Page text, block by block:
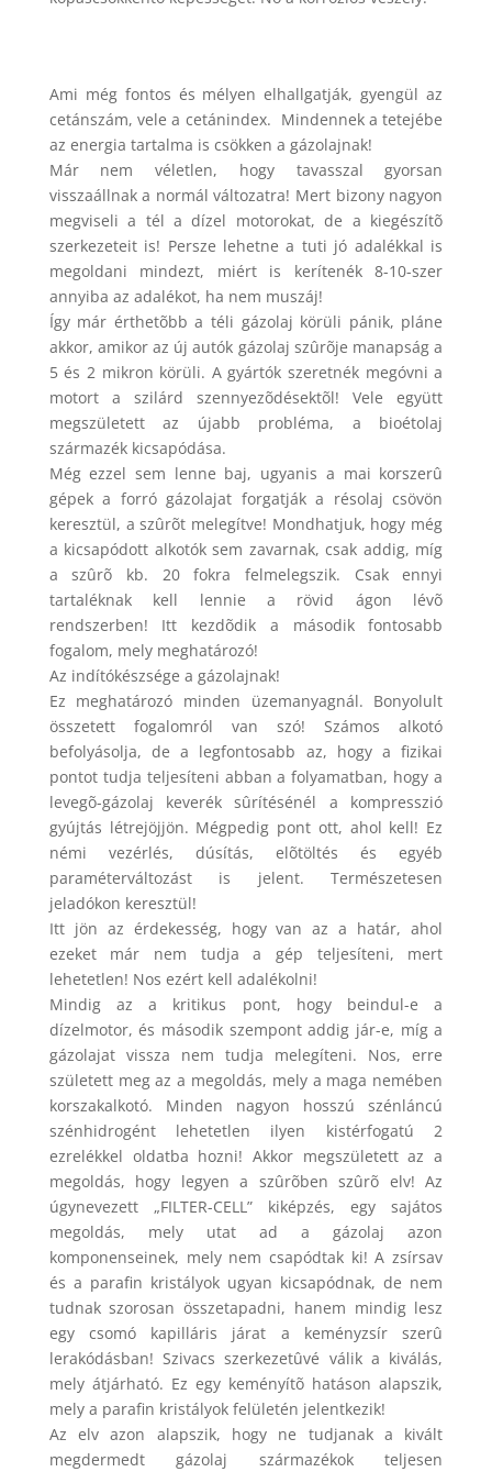
Ami még fontos és mélyen elhallgatják, gyengül az
cetánszám, vele a cetánindex. Mindennek a tetejébe
az energia tartalma is csökken a gázolajnak!
Már nem véletlen, hogy tavasszal gyorsan
visszaállnak a normál változatra! Mert bizony nagyon
megviseli a tél a dízel motorokat, de a kiegészítõ
szerkezeteit is! Persze lehetne a tuti jó adalékkal is
megoldani mindezt, miért is kerítenék 8-10-szer
annyiba az adalékot, ha nem muszáj!
Így már érthetõbb a téli gázolaj körüli pánik, pláne
akkor, amikor az új autók gázolaj szûrõje manapság a
5 és 2 mikron körüli. A gyártók szeretnék megóvni a
motort a szilárd szennyezõdésektõl! Vele együtt
megszületett az újabb probléma, a bioétolaj
származék kicsapódása.
Még ezzel sem lenne baj, ugyanis a mai korszerû
gépek a forró gázolajat forgatják a résolaj csövön
keresztül, a szûrõt melegítve! Mondhatjuk, hogy még
a kicsapódott alkotók sem zavarnak, csak addig, míg
a szûrõ kb. 20 fokra felmelegszik. Csak ennyi
tartaléknak kell lennie a rövid ágon lévõ
rendszerben! Itt kezdõdik a második fontosabb
fogalom, mely meghatározó!
Az indítókészsége a gázolajnak!
Ez meghatározó minden üzemanyagnál. Bonyolult
összetett fogalomról van szó! Számos alkotó
befolyásolja, de a legfontosabb az, hogy a fizikai
pontot tudja teljesíteni abban a folyamatban, hogy a
levegõ-gázolaj keverék sûrítésénél a kompresszió
gyújtás létrejöjjön. Mégpedig pont ott, ahol kell! Ez
némi vezérlés, dúsítás, elõtöltés és egyéb
paraméterváltozást is jelent. Természetesen
jeladókon keresztül!
Itt jön az érdekesség, hogy van az a határ, ahol
ezeket már nem tudja a gép teljesíteni, mert
lehetetlen! Nos ezért kell adalékolni!
Mindig az a kritikus pont, hogy beindul-e a
dízelmotor, és második szempont addig jár-e, míg a
gázolajat vissza nem tudja melegíteni. Nos, erre
született meg az a megoldás, mely a maga nemében
korszakalkotó. Minden nagyon hosszú szénláncú
szénhidrogént lehetetlen ilyen kistérfogatú 2
ezrelékkel oldatba hozni! Akkor megszületett az a
megoldás, hogy legyen a szûrõben szûrõ elv! Az
úgynevezett „FILTER-CELL” kiképzés, egy sajátos
megoldás, mely utat ad a gázolaj azon
komponenseinek, mely nem csapódtak ki! A zsírsav
és a parafin kristályok ugyan kicsapódnak, de nem
tudnak szorosan összetapadni, hanem mindig lesz
egy csomó kapilláris járat a keményzsír szerû
lerakódásban! Szivacs szerkezetûvé válik a kiválás,
mely átjárható. Ez egy keményítõ hatáson alapszik,
mely a parafin kristályok felületén jelentkezik!
Az elv azon alapszik, hogy ne tudjanak a kivált
megdermedt gázolaj származékok teljesen